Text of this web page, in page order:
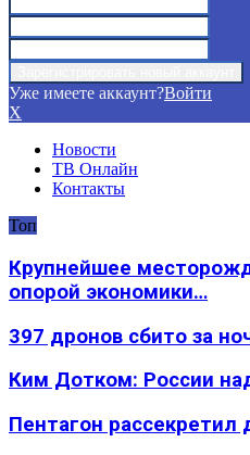
Уже имеете аккаунт?Войти
X
Новости
ТВ Онлайн
Контакты
Топ
Крупнейшее
опорой экономики…
397 дронов сбито за
Ким Дотком: России
Пентагон